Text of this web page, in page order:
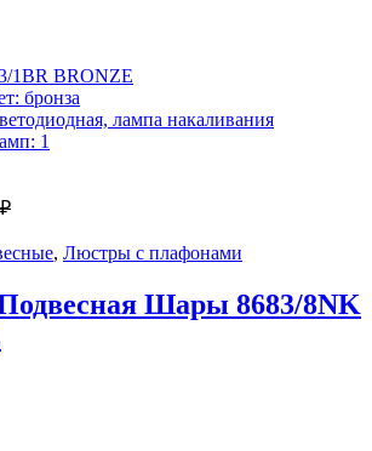
1BR BRONZE
бронза
лампа накаливания
1
₽
, Люстры с плафонами
Шары 8683/8NK